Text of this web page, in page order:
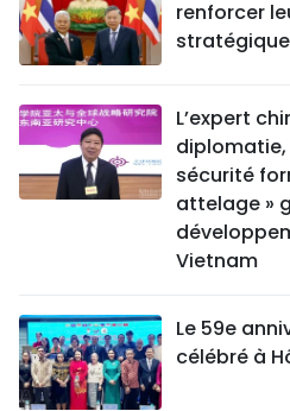
renforcer
L’expert
sécurité
attelage »
Vietnam
Le 59e
célébré à